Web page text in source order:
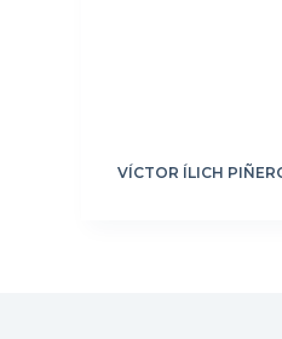
VÍCTOR ÍLICH